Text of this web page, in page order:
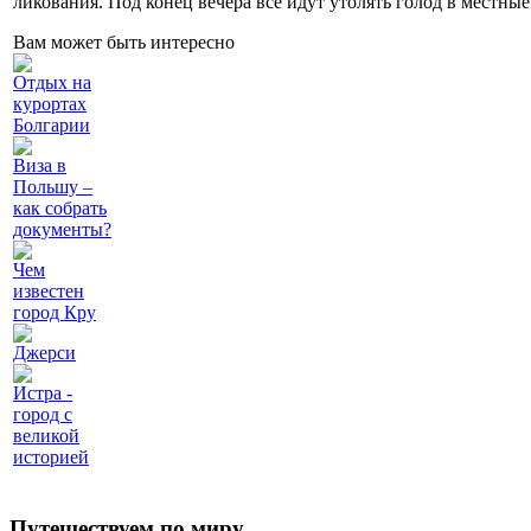
Вам может быть интересно
Отдых на
курортах
Болгарии
Виза в
Польшу –
как собрать
документы?
Чем
известен
город Кру
Джерси
Истра -
город с
великой
историей